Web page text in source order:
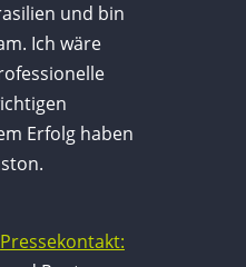
und bin
Ich wäre
Erfolg haben
Pressekontakt: